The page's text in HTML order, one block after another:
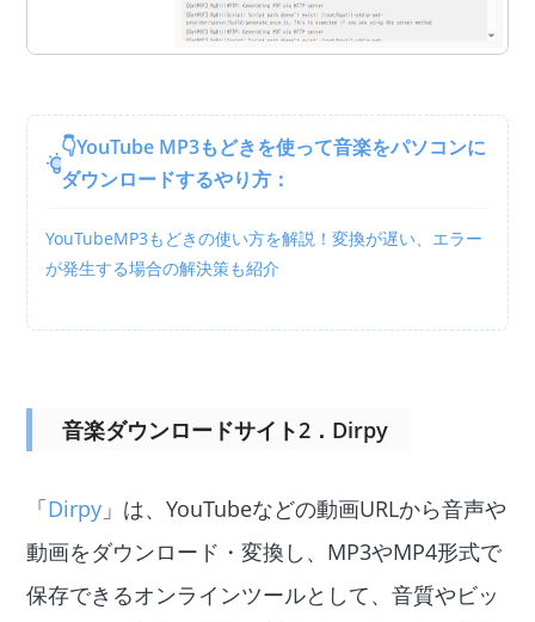
👇YouTube MP3もどきを使って音楽をパソコンに
ダウンロードするやり方：
YouTubeMP3もどきの使い方を解説！変換が遅い、エラー
が発生する場合の解決策も紹介
音楽ダウンロードサイト2．Dirpy
「Dirpy 」は、YouTubeなどの動画URLから音声や
動画をダウンロード・変換し、MP3やMP4形式で
保存できるオンラインツールとして、音質やビッ